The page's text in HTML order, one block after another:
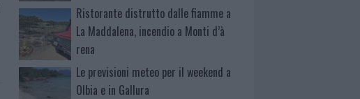
Ristorante distrutto dalle fiamme a
La Maddalena, incendio a Monti d’à
rena
Le previsioni meteo per il weekend a
Olbia e in Gallura